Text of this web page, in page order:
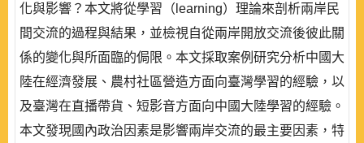
化與影響？本文將從學習（learning）理論來剖析兩岸民
間交流的過程與結果，並檢視自從兩岸開放交流後彼此關
係的變化與所面臨的侷限。本文採取案例研究分析中國大
陸在經濟發展、農村社區營造方面向臺灣學習的經驗，以
及臺灣在直播帶貨、短影音方面向中國大陸學習的經驗。
本文發現國內政治因素是影響兩岸交流的最主要因素，特